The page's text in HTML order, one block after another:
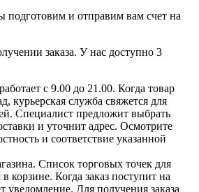
и отправим вам счет на
заказа. У нас доступно 3
с 9.00 до 21.00. Когда товар
курьерская служба свяжется для
Специалист предложит выбрать
и уточнит адрес. Осмотрите
и соответствие указанной
Список торговых точек для
корзине. Когда заказ поступит на
уведомление. Для получения заказа